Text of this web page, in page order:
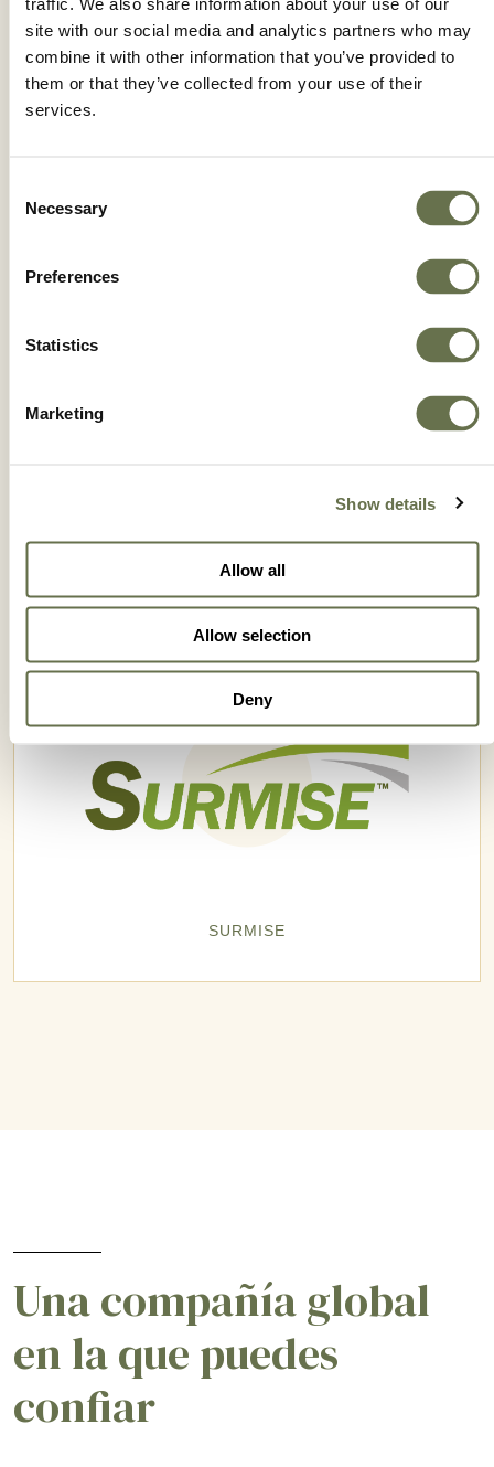
site with our social media and analytics partners who may
combine it with other information that you’ve provided to
them or that they’ve collected from your use of their
services.
Selection
Necessary
Preferences
Statistics
Marketing
Show details
Allow all
Allow selection
Deny
SCOOTER MAX
SURMISE
Una compañía global
en la que puedes
confiar